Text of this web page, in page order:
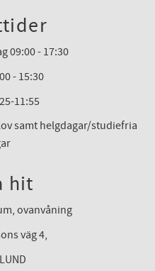
09:00 - 17:30
- 15:30
11:55
samt helgdagar/studiefria
hit
ovanvåning
väg 4,